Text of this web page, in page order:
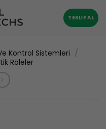
TEKLIF AL
Kontrol Sistemleri /
Röleler